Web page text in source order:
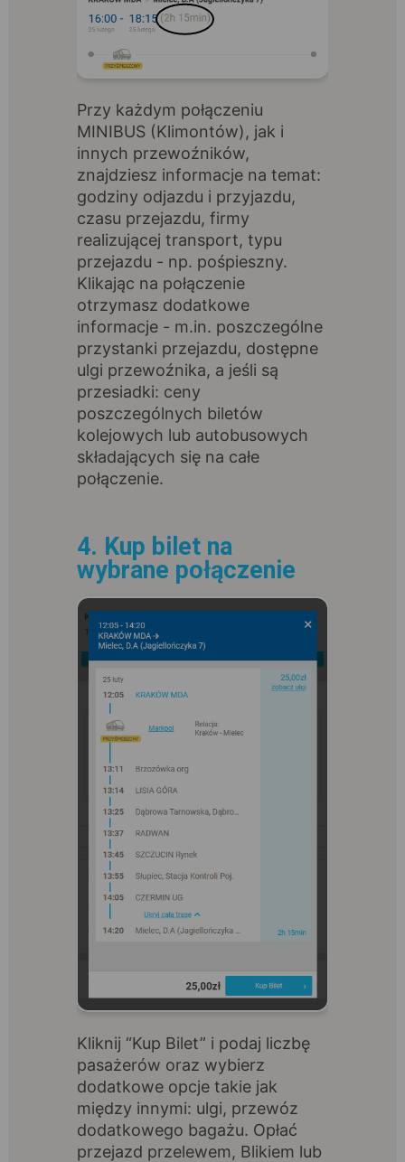
Przy każdym połączeniu
MINIBUS (Klimontów), jak i
innych przewoźników,
znajdziesz informacje na temat:
godziny odjazdu i przyjazdu,
czasu przejazdu, firmy
realizującej transport, typu
przejazdu - np. pośpieszny.
Klikając na połączenie
otrzymasz dodatkowe
informacje - m.in. poszczególne
przystanki przejazdu, dostępne
ulgi przewoźnika, a jeśli są
przesiadki: ceny
poszczególnych biletów
kolejowych lub autobusowych
składających się na całe
połączenie.
4. Kup bilet na
wybrane połączenie
Kliknij “Kup Bilet” i podaj liczbę
pasażerów oraz wybierz
dodatkowe opcje takie jak
między innymi: ulgi, przewóz
dodatkowego bagażu. Opłać
przejazd przelewem, Blikiem lub